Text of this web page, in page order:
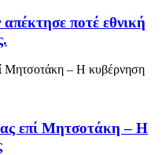
ποτέ εθνική
επί Μητσοτάκη – Η